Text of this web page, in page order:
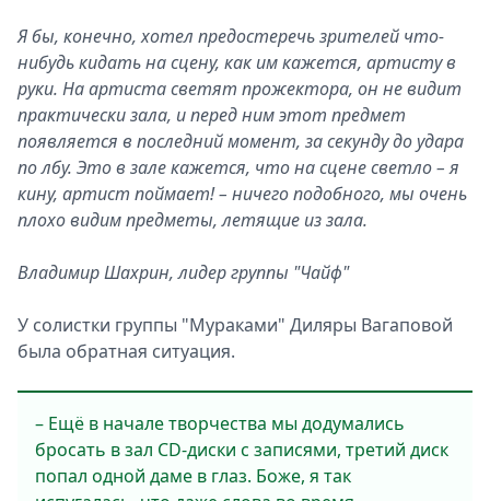
Я бы, конечно, хотел предостеречь зрителей что-
нибудь кидать на сцену, как им кажется, артисту в
руки. На артиста светят прожектора, он не видит
практически зала, и перед ним этот предмет
появляется в последний момент, за секунду до удара
по лбу. Это в зале кажется, что на сцене светло – я
кину, артист поймает! – ничего подобного, мы очень
плохо видим предметы, летящие из зала.
Владимир Шахрин, лидер группы "Чайф"
У солистки группы "Мураками" Диляры Вагаповой
была обратная ситуация.
– Ещё в начале творчества мы додумались
бросать в зал CD-диски с записями, третий диск
попал одной даме в глаз. Боже, я так